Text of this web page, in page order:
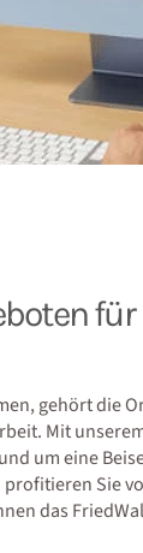
für
gehört die
Mit
um eine
Sie
das